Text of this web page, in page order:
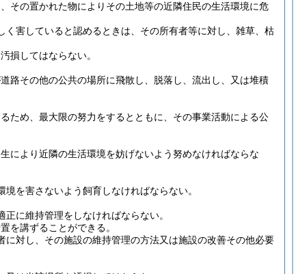
その置かれた物によりその土地等の近隣住民の生活環境に危
害していると認めるときは、その所有者等に対し、雑草、枯
損してはならない。
路その他の公共の場所に飛散し、脱落し、流出し、又は堆積
ため、最大限の努力をするとともに、その事業活動による公
により近隣の生活環境を妨げないよう努めなければならな
を害さないよう飼育しなければならない。
に維持管理をしなければならない。
を講ずることができる。
対し、その施設の維持管理の方法又は施設の改善その他必要